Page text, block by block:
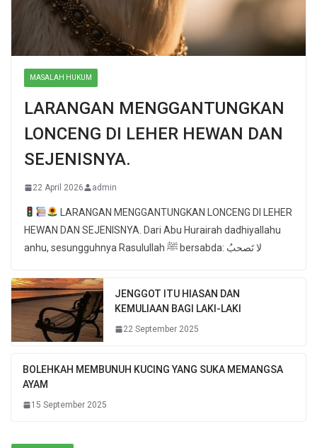
MASALAH HUKUM
LARANGAN MENGGANTUNGKAN
LONCENG DI LEHER HEWAN DAN
SEJENISNYA.
22 April 2026 admin
LARANGAN MENGGANTUNGKAN LONCENG DI LEHER
HEWAN DAN SEJENISNYA. Dari Abu Hurairah dadhiyallahu
anhu, sesungguhnya Rasulullah ﷺ bersabda: لا تَصحبُ
JENGGOT ITU HIASAN DAN
KEMULIAAN BAGI LAKI-LAKI
22 September 2025
BOLEHKAH MEMBUNUH KUCING YANG SUKA MEMANGSA
AYAM
15 September 2025